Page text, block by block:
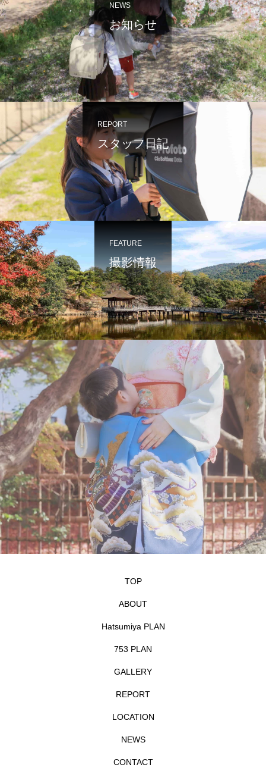
NEWS
お知らせ
REPORT
スタッフ日記
FEATURE
撮影情報
TOP
ABOUT
Hatsumiya PLAN
753 PLAN
GALLERY
REPORT
LOCATION
NEWS
CONTACT